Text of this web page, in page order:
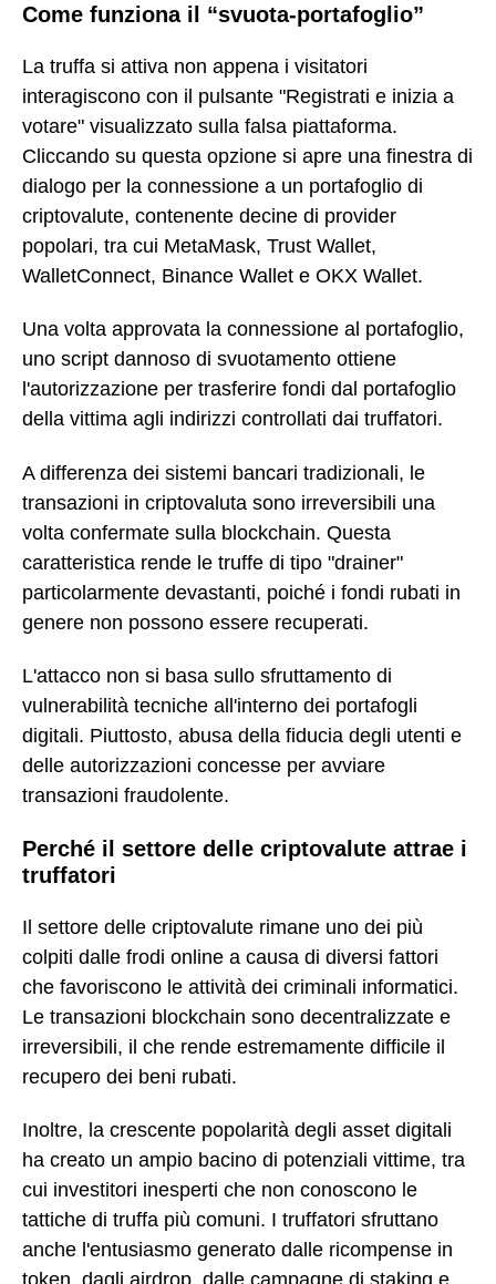
Come funziona il “svuota-portafoglio”
La truffa si attiva non appena i visitatori
interagiscono con il pulsante "Registrati e inizia a
votare" visualizzato sulla falsa piattaforma.
Cliccando su questa opzione si apre una finestra di
dialogo per la connessione a un portafoglio di
criptovalute, contenente decine di provider
popolari, tra cui MetaMask, Trust Wallet,
WalletConnect, Binance Wallet e OKX Wallet.
Una volta approvata la connessione al portafoglio,
uno script dannoso di svuotamento ottiene
l'autorizzazione per trasferire fondi dal portafoglio
della vittima agli indirizzi controllati dai truffatori.
A differenza dei sistemi bancari tradizionali, le
transazioni in criptovaluta sono irreversibili una
volta confermate sulla blockchain. Questa
caratteristica rende le truffe di tipo "drainer"
particolarmente devastanti, poiché i fondi rubati in
genere non possono essere recuperati.
L'attacco non si basa sullo sfruttamento di
vulnerabilità tecniche all'interno dei portafogli
digitali. Piuttosto, abusa della fiducia degli utenti e
delle autorizzazioni concesse per avviare
transazioni fraudolente.
Perché il settore delle criptovalute attrae i
truffatori
Il settore delle criptovalute rimane uno dei più
colpiti dalle frodi online a causa di diversi fattori
che favoriscono le attività dei criminali informatici.
Le transazioni blockchain sono decentralizzate e
irreversibili, il che rende estremamente difficile il
recupero dei beni rubati.
Inoltre, la crescente popolarità degli asset digitali
ha creato un ampio bacino di potenziali vittime, tra
cui investitori inesperti che non conoscono le
tattiche di truffa più comuni. I truffatori sfruttano
anche l'entusiasmo generato dalle ricompense in